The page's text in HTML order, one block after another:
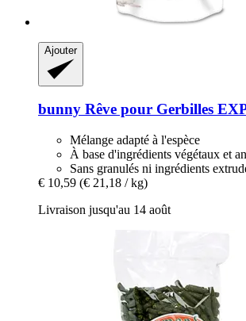
Ajouter
bunny Rêve pour Gerbilles
Mélange adapté à l'espèce
À base d'ingrédients végétaux et
Sans granulés ni ingrédients
€ 10,59 (€ 21,18 / kg)
Livraison jusqu'au 14 août